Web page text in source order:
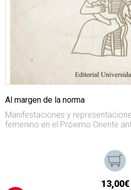
Al margen de la norma
Manifestaciones y
femenino en el Próximo Oriente
13,00€